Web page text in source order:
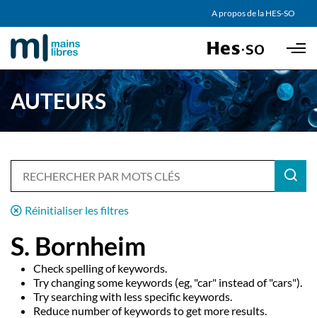
Skip to main content
A propos de la HES-SO
PARTENAIRES
AUTEURS
Réinitialiser les filtres
S. Bornheim
Check spelling of keywords.
Try changing some keywords (eg, "car" instead of "cars").
Try searching with less specific keywords.
Reduce number of keywords to get more results.